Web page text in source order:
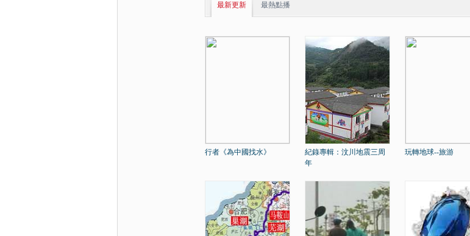
最新更新 最熱點播
行者《為中國找水》
紀錄專輯：汶川地震三周
年
玩轉地球--旅游